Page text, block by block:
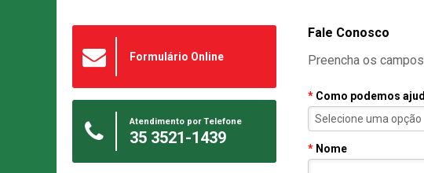
Formulário Online
Atendimento por Telefone
35 3521-1439
Fale Conosco
Preencha os
* Como podemos
Selecione uma opção
* Nome